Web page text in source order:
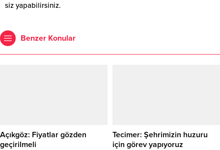
siz yapabilirsiniz.
Benzer Konular
Açıkgöz: Fiyatlar gözden
geçirilmeli
Tecimer: Şehrimizin huzuru
için görev yapıyoruz